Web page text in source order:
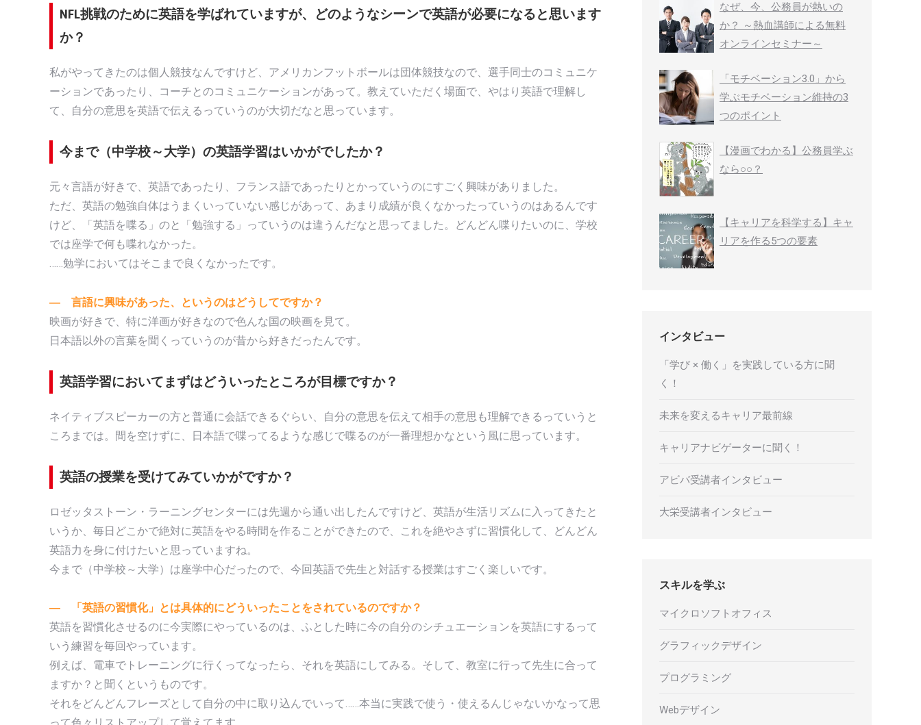
NFL挑戦のために英語を学ばれていますが、どのようなシーンで英語が必要になると思います
か？
私がやってきたのは個人競技なんですけど、アメリカンフットボールは団体競技なので、選手同士のコミュニケ
ーションであったり、コーチとのコミュニケーションがあって。教えていただく場面で、やはり英語で理解し
て、自分の意思を英語で伝えるっていうのが大切だなと思っています。
今まで（中学校～大学）の英語学習はいかがでしたか？
元々言語が好きで、英語であったり、フランス語であったりとかっていうのにすごく興味がありました。
ただ、英語の勉強自体はうまくいっていない感じがあって、あまり成績が良くなかったっていうのはあるんです
けど、「英語を喋る」のと「勉強する」っていうのは違うんだなと思ってました。どんどん喋りたいのに、学校
では座学で何も喋れなかった。
……勉学においてはそこまで良くなかったです。
― 言語に興味があった、というのはどうしてですか？
映画が好きで、特に洋画が好きなので色んな国の映画を見て。
日本語以外の言葉を聞くっていうのが昔から好きだったんです。
英語学習においてまずはどういったところが目標ですか？
ネイティブスピーカーの方と普通に会話できるぐらい、自分の意思を伝えて相手の意思も理解できるっていうと
ころまでは。間を空けずに、日本語で喋ってるような感じで喋るのが一番理想かなという風に思っています。
英語の授業を受けてみていかがですか？
ロゼッタストーン・ラーニングセンターには先週から通い出したんですけど、英語が生活リズムに入ってきたと
いうか、毎日どこかで絶対に英語をやる時間を作ることができたので、これを絶やさずに習慣化して、どんどん
英語力を身に付けたいと思っていますね。
今まで（中学校～大学）は座学中心だったので、今回英語で先生と対話する授業はすごく楽しいです。
― 「英語の習慣化」とは具体的にどういったことをされているのですか？
英語を習慣化させるのに今実際にやっているのは、ふとした時に今の自分のシチュエーションを英語にするって
いう練習を毎回やっています。
例えば、電車でトレーニングに行くってなったら、それを英語にしてみる。そして、教室に行って先生に合って
ますか？と聞くというものです。
それをどんどんフレーズとして自分の中に取り込んでいって……本当に実践で使う・使えるんじゃないかなって思
なぜ、今、公務員が熱いの
か？ ～熱血講師による無料
オンラインセミナー～
「モチベーション3.0」から
学ぶモチベーション維持の3
つのポイント
【漫画でわかる】公務員学ぶ
なら○○？
【キャリアを科学する】キャ
リアを作る5つの要素
インタビュー
「学び × 働く」を実践している方に聞
く！
未来を変えるキャリア最前線
キャリアナビゲーターに聞く！
アビバ受講者インタビュー
大栄受講者インタビュー
スキルを学ぶ
マイクロソフトオフィス
グラフィックデザイン
プログラミング
Webデザイン